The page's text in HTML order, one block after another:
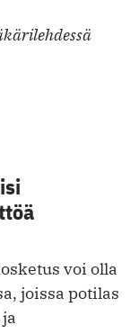
voi olla
joissa potilas